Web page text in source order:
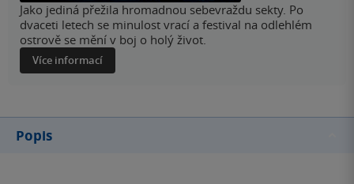
Jako jediná přežila hromadnou sebevraždu sekty. Po
dvaceti letech se minulost vrací a festival na odlehlém
ostrově se mění v boj o holý život.
Více informací
Popis